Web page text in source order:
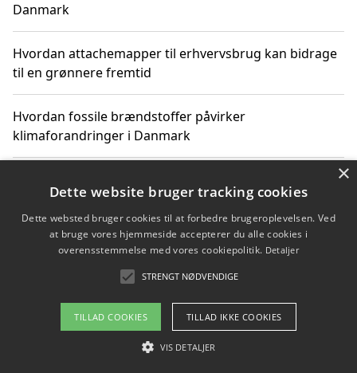
Danmark
Hvordan attachemapper til erhvervsbrug kan bidrage
til en grønnere fremtid
Hvordan fossile brændstoffer påvirker
klimaforandringer i Danmark
klimaændringer
Hvordan citater om fossile brændstoffer kan ændre
Copyright 2026 - Pilanto Aps
Om / kontakt
×
Dette website bruger tracking cookies
Dette websted bruger cookies til at forbedre brugeroplevelsen. Ved
at bruge vores hjemmeside accepterer du alle cookies i
overensstemmelse med vores cookiepolitik. Detaljer
STRENGT NØDVENDIGE
TILLAD COOKIES TILLAD IKKE COOKIES
VIS DETALJER